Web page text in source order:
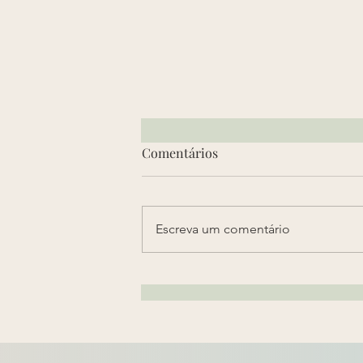
prescreve?
Comentários
Escreva um comentário